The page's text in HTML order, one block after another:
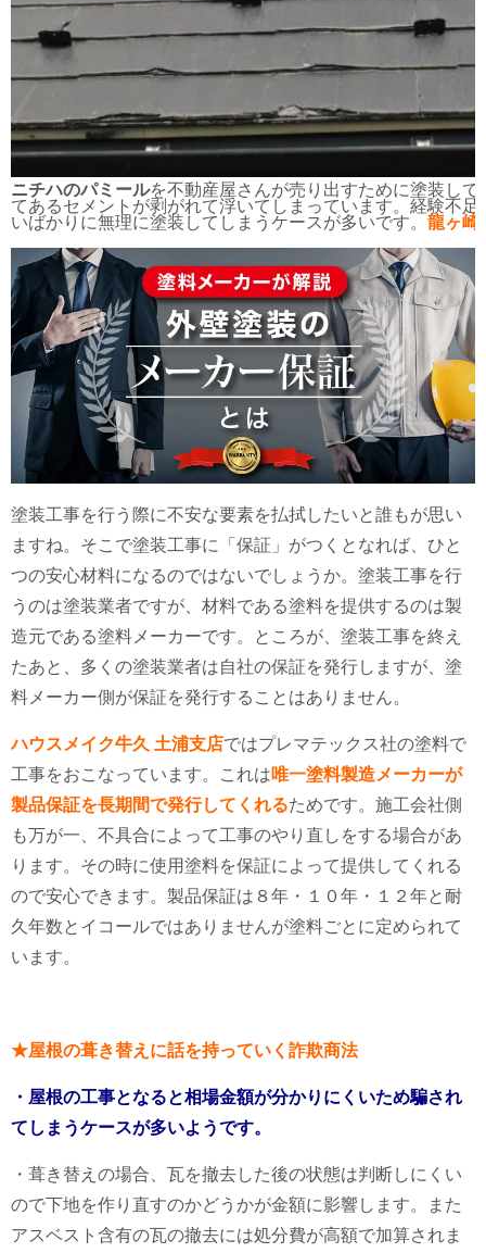
ニチハのパミールを不動産屋さんが売り出すために塗装して
てあるセメントが剥がれて浮いてしまっています。経験不
いばかりに無理に塗装してしまうケースが多いです。 龍ヶ崎
塗装工事を行う際に不安な要素を払拭したいと誰もが思い
ますね。そこで塗装工事に「保証」がつくとなれば、ひと
つの安心材料になるのではないでしょうか。塗装工事を行
うのは塗装業者ですが、材料である塗料を提供するのは製
造元である塗料メーカーです。ところが、塗装工事を終え
たあと、多くの塗装業者は自社の保証を発行しますが、塗
料メーカー側が保証を発行することはありません。
ハウスメイク牛久 土浦支店ではプレマテックス社の塗料で
工事をおこなっています。これは唯一塗料製造メーカーが
製品保証を長期間で発行してくれるためです。施工会社側
も万が一、不具合によって工事のやり直しをする場合があ
ります。その時に使用塗料を保証によって提供してくれる
ので安心できます。製品保証は８年・１０年・１２年と耐
久年数とイコールではありませんが塗料ごとに定められて
います。
★屋根の葺き替えに話を持っていく詐欺商法
・屋根の工事となると相場金額が分かりにくいため騙され
てしまうケースが多いようです。
・葺き替えの場合、瓦を撤去した後の状態は判断しにくい
ので下地を作り直すのかどうかが金額に影響します。また
アスベスト含有の瓦の撤去には処分費が高額で加算されま